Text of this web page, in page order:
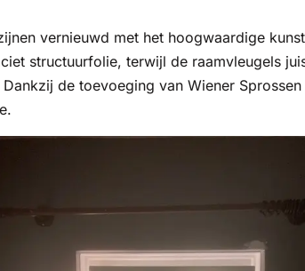
vernieuwd met het hoogwaardige
structuurfolie, terwijl de raamvleugels
de toevoeging van Wiener